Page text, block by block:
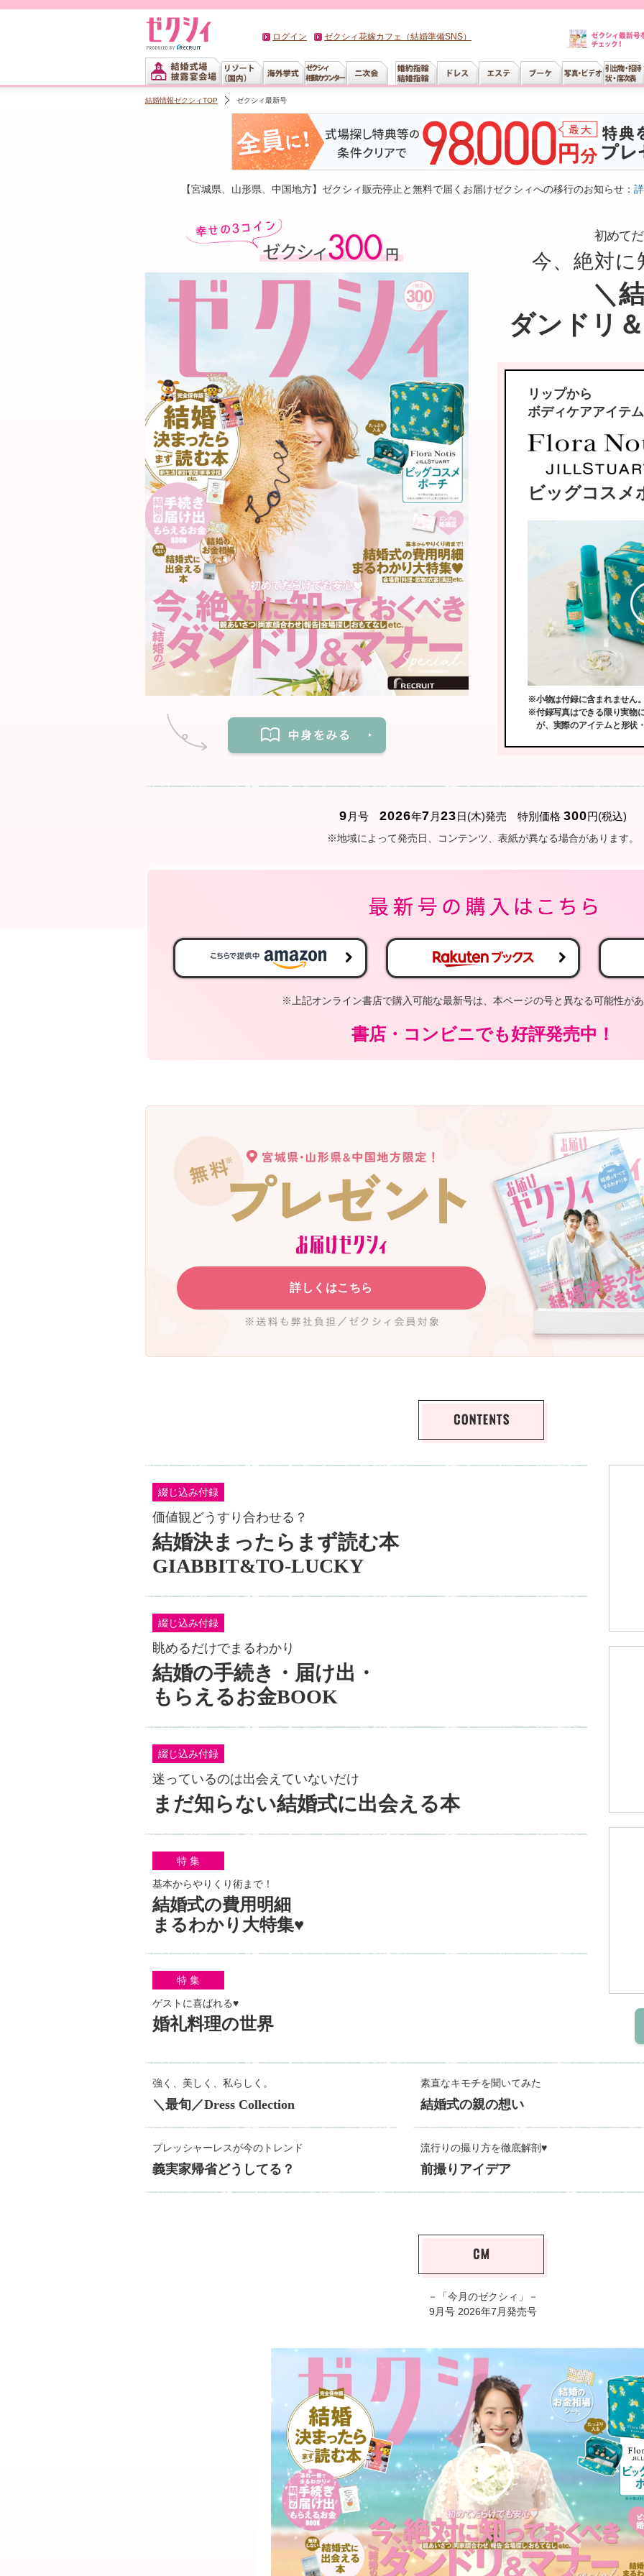
ログイン ゼクシィ花嫁カフェ（結婚準備SNS）
結婚情報ゼクシィTOP ゼクシィ最新号
【宮城県、山形県、中国地方】ゼクシィ販売停止と無料で届くお届けゼクシィへの移行のお知らせ：
初めて
今、絶対
＼
ダンドリ
リップから
ボディケアアイテ
ビッグコスメ
※小物は付録に含まれません
※付録写真はできる限り実物
が、実際のアイテムと形状
9月号 2026年7月 23 日(木)発売 特別価格 300円(税込)
※地域によって発売日、コンテンツ、表紙が異なる場合があります。
※上記オンライン書店で購入可能な最新号は、本ページの号と異なる可能性が
書店・コンビニでも好評発売中！
詳しくはこちら
綴じ込み付録
価値観どうすり合わせる？
結婚決まったらまず読む本
GIABBIT&TO-LUCKY
綴じ込み付録
眺めるだけでまるわかり
結婚の手続き・届け出・
もらえるお金BOOK
綴じ込み付録
迷っているのは出会えていないだけ
まだ知らない結婚式に出会える本
特 集
基本からやりくり術まで！
結婚式の費用明細
まるわかり大特集♥
特 集
ゲストに喜ばれる♥
婚礼料理の世界
強く、美しく、私らしく。
＼最旬／Dress Collection
素直なキモチを聞いてみた
結婚式の親の想い
プレッシャーレスが今のトレンド
義実家帰省どうしてる？
流行りの撮り方を徹底解剖♥
前撮りアイデア
－「今月のゼクシィ」－
9月号 2026年7月発売号